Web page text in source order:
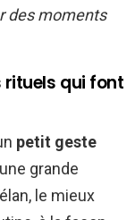
des moments
rituels qui font
petit geste
grande
le mieux